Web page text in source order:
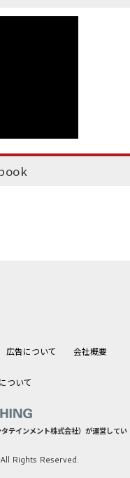
広告について 会社概要
ついて
テインメント株式会社）が運営してい
Rights Reserved.